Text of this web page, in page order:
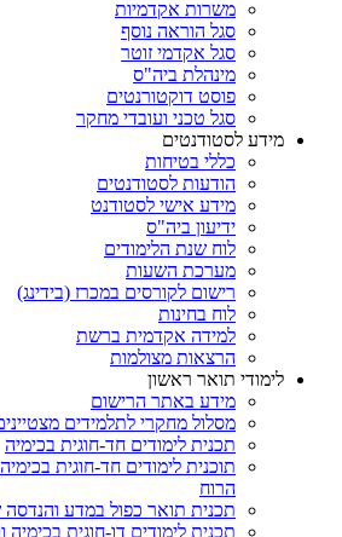
משרות אקדמיות
סגל הוראה נוסף
סגל אקדמי זוטר
מינהלת ביה"ס
פוסט דוקטורנטים
סגל טכני ועובדי מחקר
מידע לסטודנטים
כללי בטיחות
הודעות לסטודנטים
מידע אישי לסטודנט
ידיעון ביה"ס
לוח שנת הלימודים
מערכת השעות
רישום לקורסים במכרז (בידינג)
לוח בחינות
למידה אקדמית ברשת
הרצאות מצולמות
לימודי תואר ראשון
מידע באתר הרישום
מסלול מחקרי לתלמידים
תכנית לימודים חד-חוגית בכימיה
תוכנית לימודים חד-חוגית
הרוח
תכנית תואר כפול במדע והנדסה
תכנית לימודים דו-חוגית בכימיה